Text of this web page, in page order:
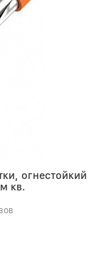
огнестойкий
кв.